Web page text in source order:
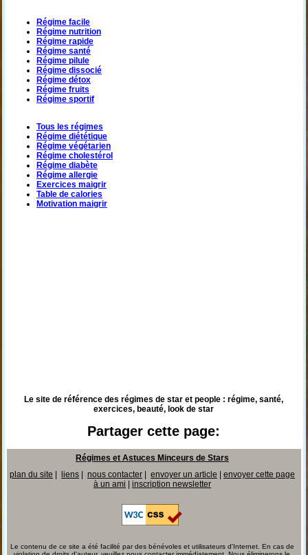
Régime facile
Régime nutrition
Régime rapide
Régime santé
Régime pilule
Régime dissocié
Régime détox
Régime fruits
Régime sportif
Tous les régimes
Régime diététique
Régime végétarien
Régime cholestérol
Régime diabète
Régime allergie
Exercices maigrir
Table de calories
Motivation maigrir
Le site de référence des régimes de star et people : régime, santé,
exercices, beauté, look de star
Partager cette page:
Régimes et Astuces Minceurs de Stars
plan du site
liens| nous contacter| envoyer un article
envoyer cette page
à un ami
inscription newsletter
Le contenu de ce site a été facilité par des bénévoles et utilisateurs d'Internet. En cas de